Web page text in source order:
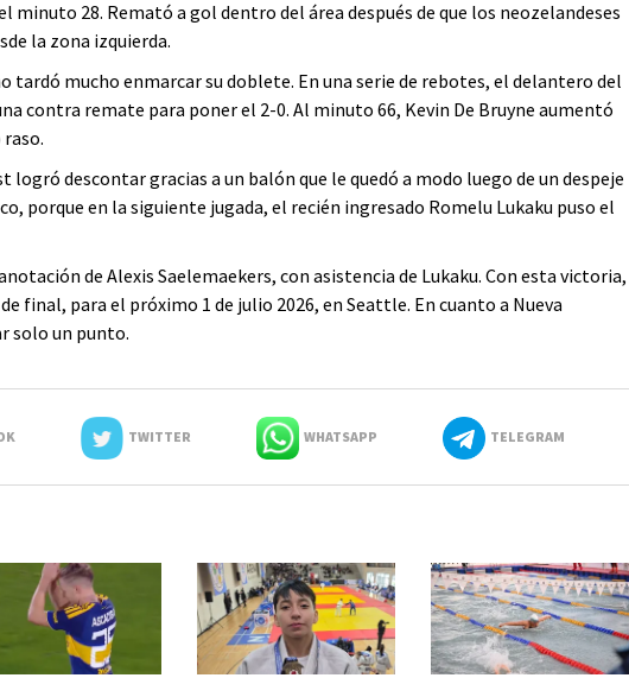
minuto 28. Remató a gol dentro del área después de que los neozelandeses
la zona izquierda.
tardó mucho enmarcar su doblete. En una serie de rebotes, el delantero del
contra remate para poner el 2-0. Al minuto 66, Kevin De Bruyne aumentó
descontar gracias a un balón que le quedó a modo luego de un despeje
porque en la siguiente jugada, el recién ingresado Romelu Lukaku puso el
de Alexis Saelemaekers, con asistencia de Lukaku. Con esta victoria,
final, para el próximo 1 de julio 2026, en Seattle. En cuanto a Nueva
solo un punto.
TWITTER WHATSAPP TELEGRAM